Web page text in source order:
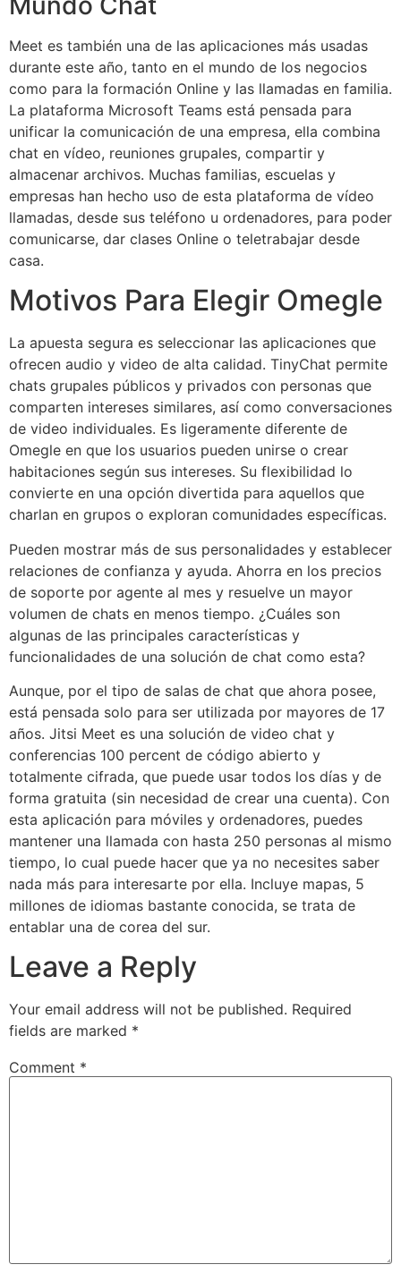
Meet es también una de las aplicaciones más usadas
durante este año, tanto en el mundo de los negocios
como para la formación Online y las llamadas en familia.
La plataforma Microsoft Teams está pensada para
unificar la comunicación de una empresa, ella combina
chat en vídeo, reuniones grupales, compartir y
almacenar archivos. Muchas familias, escuelas y
empresas han hecho uso de esta plataforma de vídeo
llamadas, desde sus teléfono u ordenadores, para poder
comunicarse, dar clases Online o teletrabajar desde
casa.
Motivos Para Elegir Omegle
La apuesta segura es seleccionar las aplicaciones que
ofrecen audio y video de alta calidad. TinyChat permite
chats grupales públicos y privados con personas que
comparten intereses similares, así como conversaciones
de video individuales. Es ligeramente diferente de
Omegle en que los usuarios pueden unirse o crear
habitaciones según sus intereses. Su flexibilidad lo
convierte en una opción divertida para aquellos que
charlan en grupos o exploran comunidades específicas.
Pueden mostrar más de sus personalidades y establecer
relaciones de confianza y ayuda. Ahorra en los precios
de soporte por agente al mes y resuelve un mayor
volumen de chats en menos tiempo. ¿Cuáles son
algunas de las principales características y
funcionalidades de una solución de chat como esta?
Aunque, por el tipo de salas de chat que ahora posee,
está pensada solo para ser utilizada por mayores de 17
años. Jitsi Meet es una solución de video chat y
conferencias 100 percent de código abierto y
totalmente cifrada, que puede usar todos los días y de
forma gratuita (sin necesidad de crear una cuenta). Con
esta aplicación para móviles y ordenadores, puedes
mantener una llamada con hasta 250 personas al mismo
tiempo, lo cual puede hacer que ya no necesites saber
nada más para interesarte por ella. Incluye mapas, 5
millones de idiomas bastante conocida, se trata de
entablar una de corea del sur.
Leave a Reply
Your email address will not be published. Required
fields are marked *
Comment *